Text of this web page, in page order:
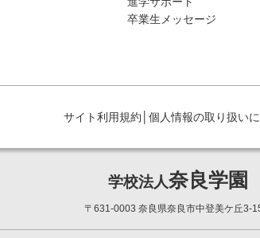
卒業生メッセージ
サイト利用規約 個人情報の取り扱い
学校法人奈良学園
〒631-0003 奈良県奈良市中登美ケ丘3-